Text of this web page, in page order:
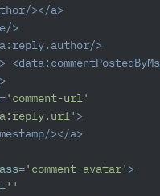
/></a>
/>
/>
> <
>
= 'comment-url'
>
/></a>
= 'comment-avatar' >
= ''